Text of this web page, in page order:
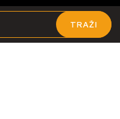
TRAŽI